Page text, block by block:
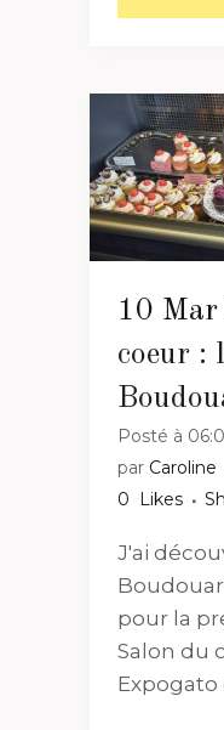
10 Mar
coeur :
Posté à
par Caroline
0
Likes
J'ai
pour la
Salon du
Expogato